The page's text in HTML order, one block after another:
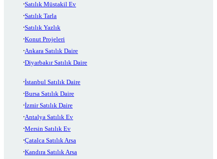
Satılık Müstakil Ev
Satılık Tarla
Satılık Yazlık
Konut Projeleri
Ankara Satılık Daire
Diyarbakır Satılık Daire
İstanbul Satılık Daire
Bursa Satılık Daire
İzmir Satılık Daire
Antalya Satılık Ev
Mersin Satılık Ev
Çatalca Satılık Arsa
Kandıra Satılık Arsa